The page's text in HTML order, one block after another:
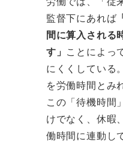
監督下にあれば
間に算入される
す」 ことによっ
にくくしている
を労働時間とみ
この「待機時間
けでなく、休暇
働時間に連動し